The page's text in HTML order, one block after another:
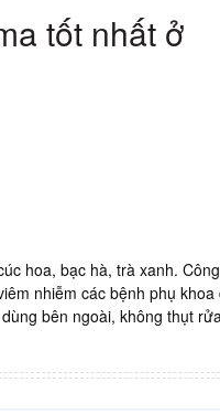
tốt nhất ở
hoa, bạc hà, trà xanh.
nhiễm các bệnh phụ khoa
bên ngoài, không thụt
Giá: 20.000vnd/ chai